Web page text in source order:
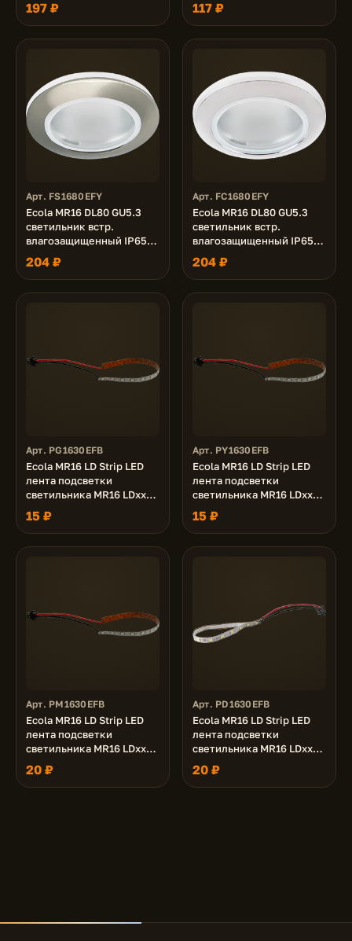
197 ₽ 117 ₽
Арт. FS1680EFY
Ecola MR16 DL80 GU5.3
светильник встр.
влагозащищенный IP65
сатин-хром 32x93
204 ₽
Арт. FC1680EFY
Ecola MR16 DL80 GU5.3
светильник встр.
влагозащищенный IP65
хром 32x93
204 ₽
Арт. PG1630EFB
Ecola MR16 LD Strip LED
лента подсветки
светильника MR16 LDxxxx
24V, 3.0W, Зеленая Green
15 ₽
Арт. PY1630EFB
Ecola MR16 LD Strip LED
лента подсветки
светильника MR16 LDxxxx
24V, 3.0W, Желтая Yellow
15 ₽
Арт. PM1630EFB
Ecola MR16 LD Strip LED
лента подсветки
светильника MR16 LDxxxx
24V, 3.0W, RGB
20 ₽
Арт. PD1630EFB
Ecola MR16 LD Strip LED
лента подсветки
светильника MR16 LDxxxx
24V, 3.0W, 6000K
20 ₽